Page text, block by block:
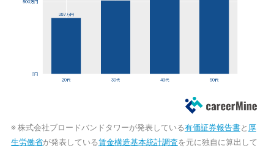
※ 株式会社ブロードバンドタワーが発表している有価証券報告書と 厚
生労働省が発表している賃金構造基本統計調査を元に独自に算出して